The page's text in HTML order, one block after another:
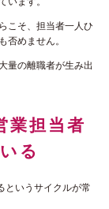
こそ、担当者一人ひ
否めません。
量の離職者が生み出
業担当者
る
というサイクルが常